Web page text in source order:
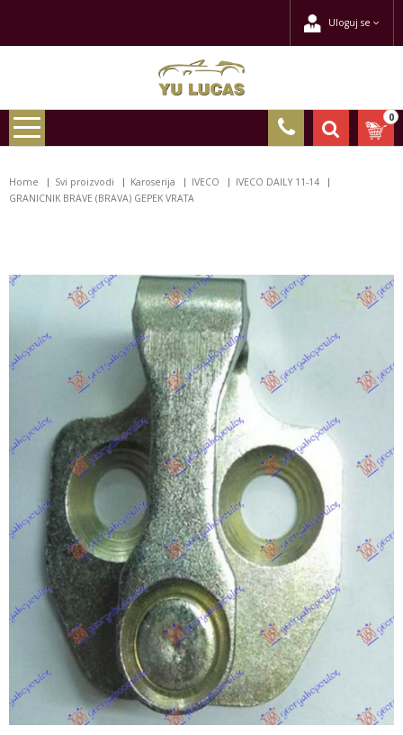
Uloguj se
0
Home Svi proizvodi Karoserija IVECO
IVECO DAILY 11-14
GRANICNIK BRAVE (BRAVA) GEPEK VRATA